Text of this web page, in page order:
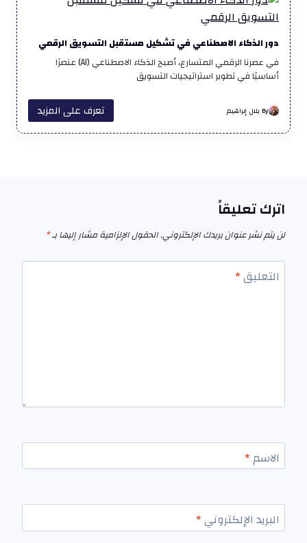
دور الذكاء الاصطناعي في تشكيل مستقبل التسويق الرقمي
في عصرنا الرقمي المتسارع، أصبح الذكاء الاصطناعي (AI) عنصرًا
أساسيًا في تطوير استراتيجيات التسويق
By بلال إبراهيم تعرف على المزيد
اترك تعليقاً
لن يتم نشر عنوان بريدك الإلكتروني.الحقول الإلزامية مشار إليها بـ*
التعليق*
الاسم*
البريد الإلكتروني*